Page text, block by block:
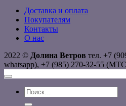
Доставка и оплата
Покупателям
Контакты
О нас
2022 © Долина Ветров тел. +7
whatsapp), +7 (985) 270-32-55
Искать: